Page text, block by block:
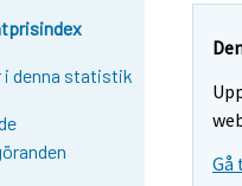
i denna statistik
Gå